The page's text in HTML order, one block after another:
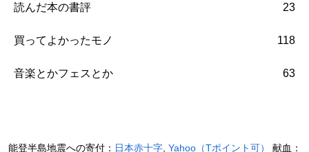
読んだ本の書評 23
買ってよかったモノ 118
音楽とかフェスとか 63
能登半島地震への寄付： 日本赤十字, Yahoo（Tポイント可） 献血：